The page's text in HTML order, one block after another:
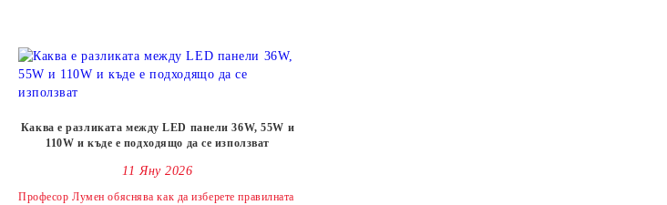
Каква е разликата между LED панели 36W, 55W и
110W и къде е подходящо да се използват
11 Яну 2026
Професор Лумен обяснява как да изберете правилната